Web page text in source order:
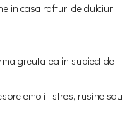
in casa rafturi de dulciuri
greutatea in subiect de
emotii, stres, rusine sau